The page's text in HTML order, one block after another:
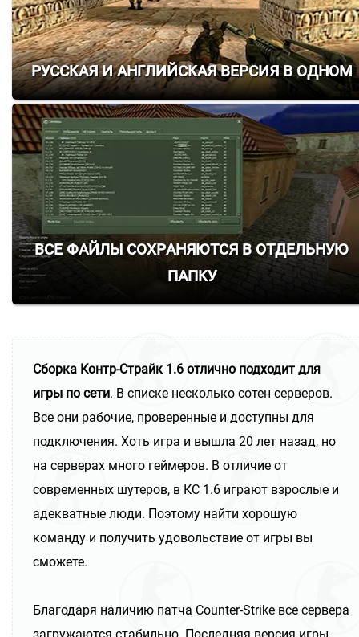
Русская и Английская версия в одном
Все файлы сохраняются в отдельную
папку
Сборка Контр-Страйк 1.6 отлично подходит для
игры по сети. В списке несколько сотен серверов.
Все они рабочие, проверенные и доступны для
подключения. Хоть игра и вышла 20 лет назад, но
на серверах много геймеров. В отличие от
современных шутеров, в КС 1.6 играют взрослые и
адекватные люди. Поэтому найти хорошую
команду и получить удовольствие от игры вы
сможете.
Благодаря наличию патча Counter-Strike все сервера